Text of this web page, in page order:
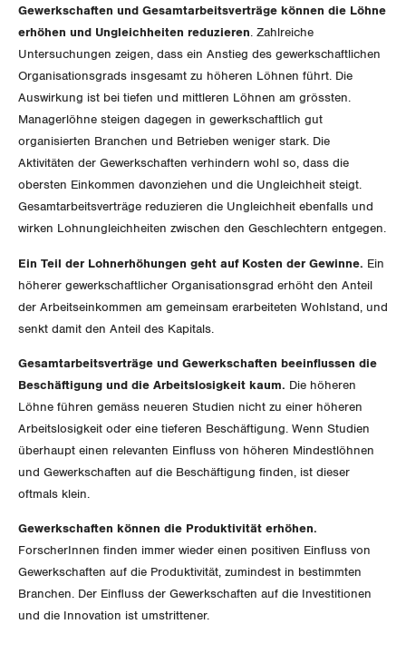
Jura
Luzern
Neuenburg
Nidwalden
Schwyz
St. Gallen-Appenzell
Tessin
Thurgau
Uri
Gewerkschaften und Gesamtarbeitsverträge können die Löhne
erhöhen und Ungleichheiten reduzieren. Zahlreiche
Untersuchungen zeigen, dass ein Anstieg des gewerkschaftlichen
Organisationsgrads insgesamt zu höheren Löhnen führt. Die
Auswirkung ist bei tiefen und mittleren Löhnen am grössten.
Managerlöhne steigen dagegen in gewerkschaftlich gut
organisierten Branchen und Betrieben weniger stark. Die
Aktivitäten der Gewerkschaften verhindern wohl so, dass die
obersten Einkommen davonziehen und die Ungleichheit steigt.
Gesamtarbeitsverträge reduzieren die Ungleichheit ebenfalls und
wirken Lohnungleichheiten zwischen den Geschlechtern entgegen.
Ein Teil der Lohnerhöhungen geht auf Kosten der Gewinne. Ein
höherer gewerkschaftlicher Organisationsgrad erhöht den Anteil
der Arbeitseinkommen am gemeinsam erarbeiteten Wohlstand, und
senkt damit den Anteil des Kapitals.
Gesamtarbeitsverträge und Gewerkschaften beeinflussen die
Beschäftigung und die Arbeitslosigkeit kaum. Die höheren
Löhne führen gemäss neueren Studien nicht zu einer höheren
Arbeitslosigkeit oder eine tieferen Beschäftigung. Wenn Studien
überhaupt einen relevanten Einfluss von höheren Mindestlöhnen
und Gewerkschaften auf die Beschäftigung finden, ist dieser
oftmals klein.
Gewerkschaften können die Produktivität erhöhen.
ForscherInnen finden immer wieder einen positiven Einfluss von
Gewerkschaften auf die Produktivität, zumindest in bestimmten
Branchen. Der Einfluss der Gewerkschaften auf die Investitionen
und die Innovation ist umstrittener.